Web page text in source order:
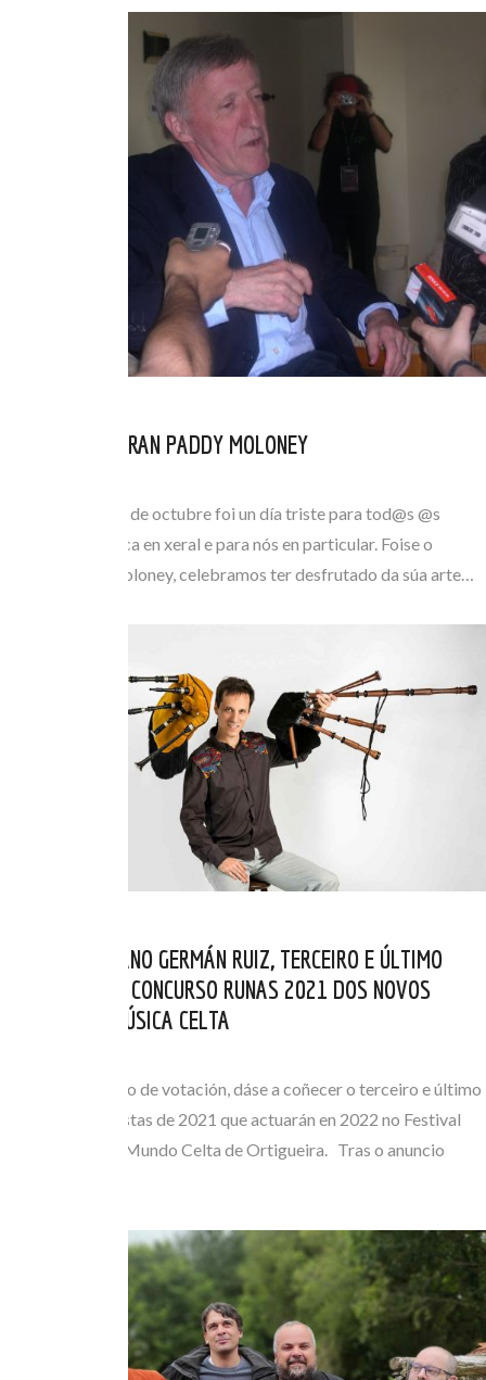
DEIXOUNOS O GRAN PADDY MOLONEY
O pasado luns 11 de octubre foi un día triste para tod@s @s
amantes da música en xeral e para nós en particular. Foise o
mestre Paddy Moloney, celebramos ter desfrutado da súa arte…
O VALLISOLETANO GERMÁN RUIZ, TERCEIRO E ÚLTIMO
FINALISTAS DO CONCURSO RUNAS 2021 DOS NOVOS
VALORES DA MÚSICA CELTA
Finalizado o prazo de votación, dáse a coñecer o terceiro e último
dos grupos finalistas de 2021 que actuarán en 2022 no Festival
Internacional do Mundo Celta de Ortigueira. Tras o anuncio